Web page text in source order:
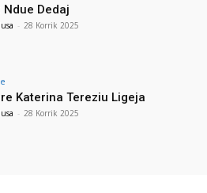
Ndue Dedaj
- 28 Korrik 2025
Katerina Tereziu Ligeja
- 28 Korrik 2025